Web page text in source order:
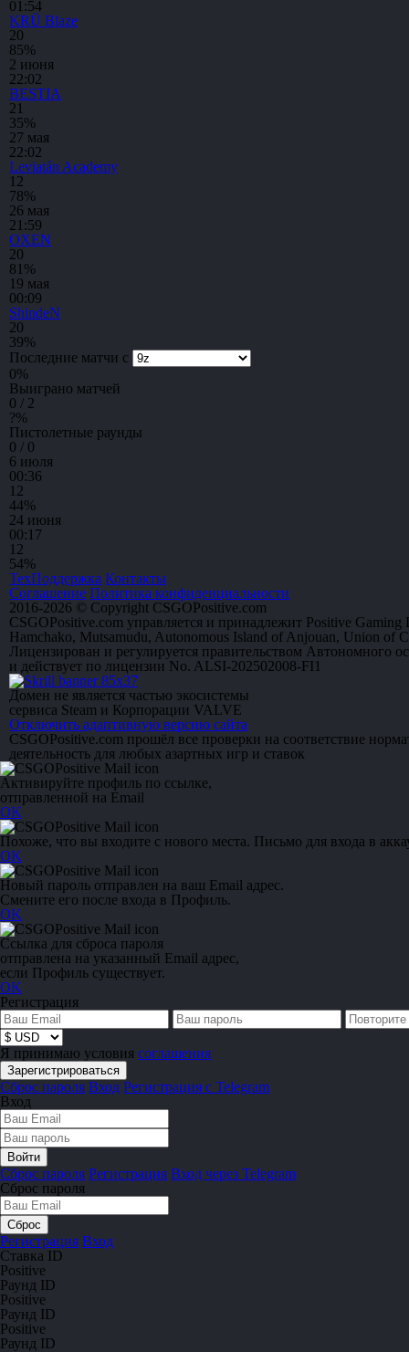
01:54
KRÜ Blaze
20
85%
2 июня
22:02
BESTIA
21
35%
27 мая
22:02
Leviatán Academy
1 2
78%
26 мая
21:59
OXEN
20
81%
19 мая
00:09
ShindeN
20
39%
Последние матчи с
0%
Выиграно матчей
0 / 2
?%
Пистолетные раунды
0 / 0
6 июля
00:36
1 2
44%
24 июня
00:17
1 2
54%
ТехПоддержка Контакты
Соглашение Политика конфиденциальности
2016-2026 © Copyright CSGOPositive.com
CSGOPositive.com управляется и принадлежит Positive Gaming
Hamchako, Mutsamudu, Autonomous Island of Anjouan, Union of
Лицензирован и регулируется правительством Автономного
и действует по лицензии No. ALSI-202502008-FI1
Домен не является частью экосистемы
сервиса Steam и Корпорации VALVE
Отключить адаптивную версию сайта
CSGOPositive.com прошёл все проверки на соответствие
деятельность для любых азартных игр и ставок
Активируйте профиль по ссылке,
отправленной на Email
OK
Похоже, что вы входите с нового места. Письмо для входа в
OK
Новый пароль отправлен на ваш Email адрес.
Смените его после входа в Профиль.
OK
Ссылка для сброса пароля
отправлена на указанный Email адрес,
если Профиль существует.
OK
Регистрация
Я принимаю условия соглашения
Сброс пароля Вход Регистрация с Telegram
Вход
Сброс пароля Регистрация Вход через Telegram
Сброс пароля
Регистрация Вход
Ставка ID
Positive
Раунд ID
Positive
Раунд ID
Positive
Раунд ID